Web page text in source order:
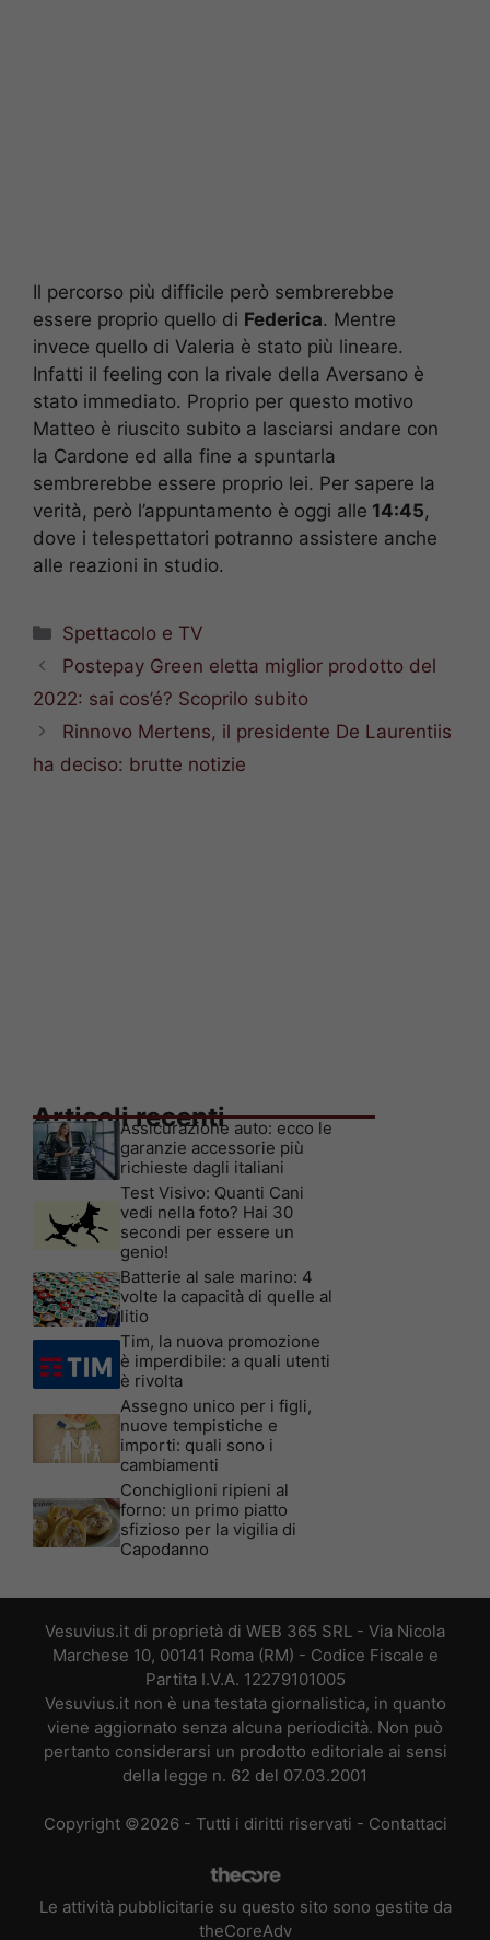
Il percorso più difficile però sembrerebbe
essere proprio quello di Federica. Mentre
invece quello di Valeria è stato più lineare.
Infatti il feeling con la rivale della Aversano è
stato immediato. Proprio per questo motivo
Matteo è riuscito subito a lasciarsi andare con
la Cardone ed alla fine a spuntarla
sembrerebbe essere proprio lei. Per sapere la
verità, però l’appuntamento è oggi alle 14:45,
dove i telespettatori potranno assistere anche
alle reazioni in studio.
Categorie
Spettacolo e TV
Postepay Green eletta miglior prodotto del
2022: sai cos’é? Scoprilo subito
Rinnovo Mertens, il presidente De Laurentiis
ha deciso: brutte notizie
Articoli recenti
Assicurazione auto: ecco le
garanzie accessorie più
richieste dagli italiani
Test Visivo: Quanti Cani
vedi nella foto? Hai 30
secondi per essere un
genio!
Batterie al sale marino: 4
volte la capacità di quelle al
litio
Tim, la nuova promozione
è imperdibile: a quali utenti
è rivolta
Assegno unico per i figli,
nuove tempistiche e
importi: quali sono i
cambiamenti
Conchiglioni ripieni al
forno: un primo piatto
sfizioso per la vigilia di
Capodanno
Vesuvius.it di proprietà di WEB 365 SRL - Via Nicola
Marchese 10, 00141 Roma (RM) - Codice Fiscale e
Partita I.V.A. 12279101005
Vesuvius.it non è una testata giornalistica, in quanto
viene aggiornato senza alcuna periodicità. Non può
pertanto considerarsi un prodotto editoriale ai sensi
della legge n. 62 del 07.03.2001
Copyright ©2026 - Tutti i diritti riservati - Contattaci
Le attività pubblicitarie su questo sito sono gestite da
theCoreAdv